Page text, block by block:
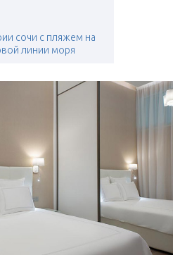
сочи с пляжем на
линии моря